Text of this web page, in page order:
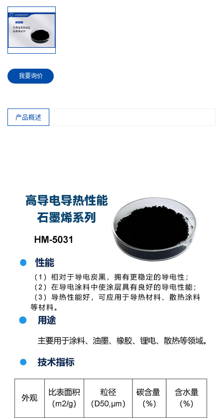
我要询价
产品概述